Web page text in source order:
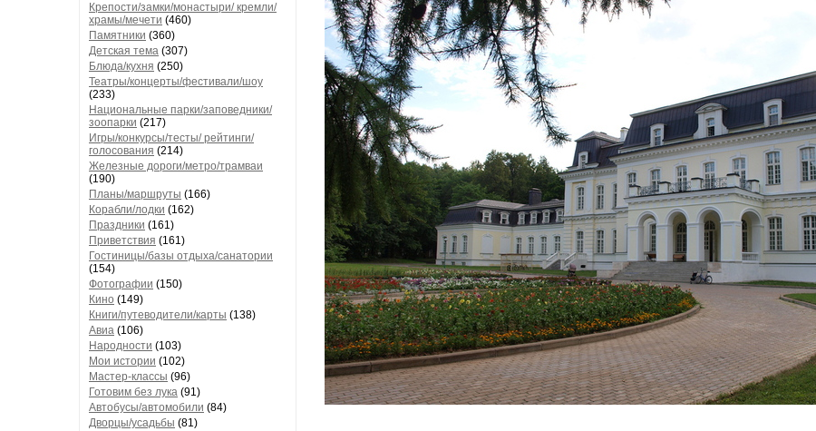
Крепости/замки/монастыри/ кремли/
храмы/мечети (460)
Памятники (360)
Детская тема (307)
Блюда/кухня (250)
Театры/концерты/фестивали/шоу
(233)
Национальные парки/заповедники/
зоопарки (217)
Игры/конкурсы/тесты/ рейтинги/
голосования (214)
Железные дороги/метро/трамваи
(190)
Планы/маршруты (166)
Корабли/лодки (162)
Праздники (161)
Приветствия (161)
Гостиницы/базы отдыха/санатории
(154)
Фотографии (150)
Кино (149)
Книги/путеводители/карты (138)
Авиа (106)
Народности (103)
Мои истории (102)
Мастер-классы (96)
Готовим без лука (91)
Автобусы/автомобили (84)
Дворцы/усадьбы (81)